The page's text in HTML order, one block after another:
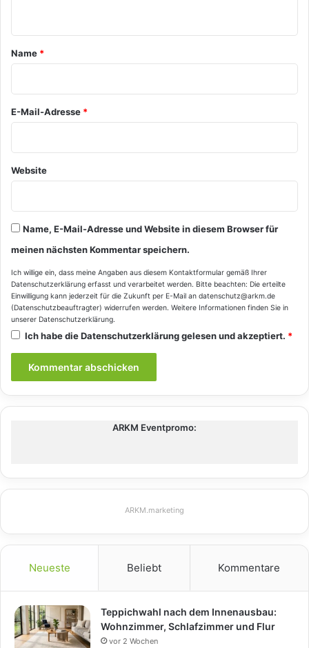
a
*
Name *
E-Mail-Adresse *
Website
Name, E-Mail-Adresse und Website in diesem Browser für
meinen nächsten Kommentar speichern.
Ich willige ein, dass meine Angaben aus diesem Kontaktformular gemäß Ihrer
Datenschutzerklärung erfasst und verarbeitet werden. Bitte beachten: Die erteilte
Einwilligung kann jederzeit für die Zukunft per E-Mail an datenschutz@arkm.de
(Datenschutzbeauftragter) widerrufen werden. Weitere Informationen finden Sie in
unserer Datenschutzerklärung.
Ich habe dieDatenschutzerklärunggelesen und akzeptiert. *
ARKM Eventpromo:
ARKM.marketing
Neueste Beliebt Kommentare
Teppichwahl nach dem Innenausbau:
Wohnzimmer, Schlafzimmer und Flur
vor 2 Wochen